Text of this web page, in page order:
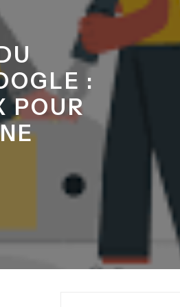
:
POUR